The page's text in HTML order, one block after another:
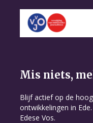
Mis niets,
Blijf actief op de
ontwikkelingen in
Edese Vos.